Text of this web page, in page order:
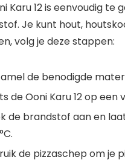
Karu 12 is eenvoudig
Je kunt hout,
volg je deze stappen:
de benodigde
de Ooni Karu 12 op
de brandstof aan en
de pizzaschep om je